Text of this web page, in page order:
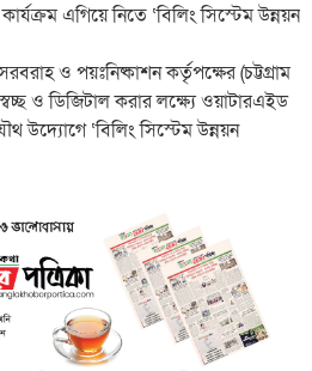
এগিয়ে নিতে ‘বিলিং সিস্টেম উন্নয়ন
ও পয়ঃনিষ্কাশন কর্তৃপক্ষের (চট্টগ্রাম
ও ডিজিটাল করার লক্ষ্যে ওয়াটারএইড
উদ্যোগে ‘বিলিং সিস্টেম উন্নয়ন